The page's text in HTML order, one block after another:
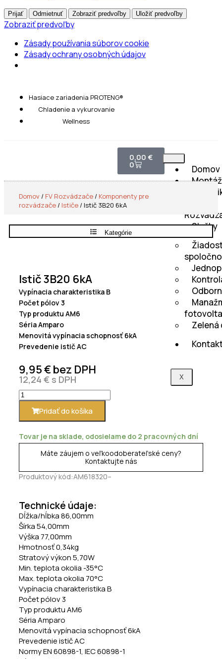
Prijať Odmietnuť Zobraziť predvoľby Uložiť predvoľby
Zobraziť predvoľby
Zásady používania súborov cookie
Zásady ochrany osobných údajov
Hasiace zariadenia PROTENG®
Chladenie a vykurovanie
Wellness
0,00€
0
Domov
Montáž
Služby
X
Domov / FV Rozvádzače / Komponenty pre
rozvádzače / Ističe / Istič 3B20 6kA
Kategórie
Istič 3B20 6kA
Vypínacia charakteristika B
Počet pólov 3
Typ produktu AM6
Séria Amparo
Menovitá vypínacia schopnosť 6kA
Prevedenie istič AC
9,95€bez DPH
12,24 € s DPH
Pridať do košíka
Tovar je na sklade, odosielame do 2 pracovných dní
Máte záujem o veľkoodoberateľské ceny?
Kontaktujte nás
Produktový kód:AM618320–
Technické údaje:
Dĺžka/hĺbka 86,00mm
Šírka 54,00mm
Výška 77,00mm
Hmotnosť 0,34kg
Stratový výkon 5,70W
Min. teplota okolia -35°C
Max. teplota okolia 70°C
Vypínacia charakteristika B
Počet pólov 3
Typ produktu AM6
Séria Amparo
Menovitá vypínacia schopnosť 6kA
Prevedenie istič AC
Normy EN 60898-1, IEC 60898-1